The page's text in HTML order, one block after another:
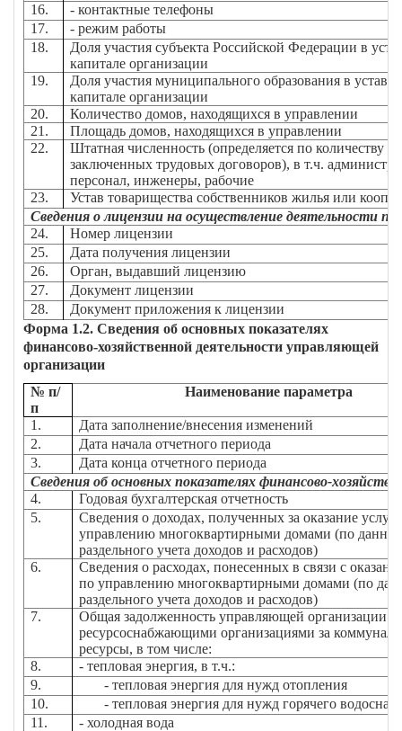
16.
- контактные телефоны
17.
- режим работы
18.
Доля участия субъекта Российской Федерации в
капитале организации
19.
Доля участия муниципального образования в
капитале организации
20.
Количество домов, находящихся в управлении
21.
Площадь домов, находящихся в управлении
22.
Штатная численность (определяется по количеству
заключенных трудовых договоров), в т.ч.
персонал, инженеры, рабочие
23.
Устав товарищества собственников жилья или
Сведения о лицензии на осуществление деятельности
24.
Номер лицензии
25.
Дата получения лицензии
26.
Орган, выдавший лицензию
27.
Документ лицензии
28.
Документ приложения к лицензии
Форма 1.2. Сведения об основных показателях
финансово-хозяйственной деятельности управляющей
организации
№ п/
п
Наименование параметра
1.
Дата заполнение/внесения изменений
2.
Дата начала отчетного периода
3.
Дата конца отчетного периода
Сведения об основных показателях финансово-
4.
Годовая бухгалтерская отчетность
5.
Сведения о доходах, полученных за оказание услуг
управлению многоквартирными домами (по
раздельного учета доходов и расходов)
6.
Сведения о расходах, понесенных в связи с
по управлению многоквартирными домами (по
раздельного учета доходов и расходов)
7.
Общая задолженность управляющей организации
ресурсоснабжающими организациями за
ресурсы, в том числе:
8.
- тепловая энергия, в т.ч.:
9.
- тепловая энергия для нужд отопления
10.
- тепловая энергия для нужд горячего
11.
- холодная вода